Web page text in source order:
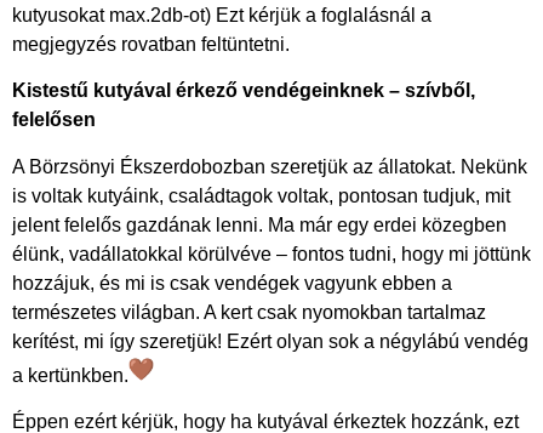
kutyusokat max.2db-ot) Ezt kérjük a foglalásnál a
megjegyzés rovatban feltüntetni.
Kistestű kutyával érkező vendégeinknek – szívből,
felelősen
A Börzsönyi Ékszerdobozban szeretjük az állatokat. Nekünk
is voltak kutyáink, családtagok voltak, pontosan tudjuk, mit
jelent felelős gazdának lenni. Ma már egy erdei közegben
élünk, vadállatokkal körülvéve – fontos tudni, hogy mi jöttünk
hozzájuk, és mi is csak vendégek vagyunk ebben a
természetes világban. A kert csak nyomokban tartalmaz
kerítést, mi így szeretjük! Ezért olyan sok a négylábú vendég
a kertünkben.
Éppen ezért kérjük, hogy ha kutyával érkeztek hozzánk, ezt